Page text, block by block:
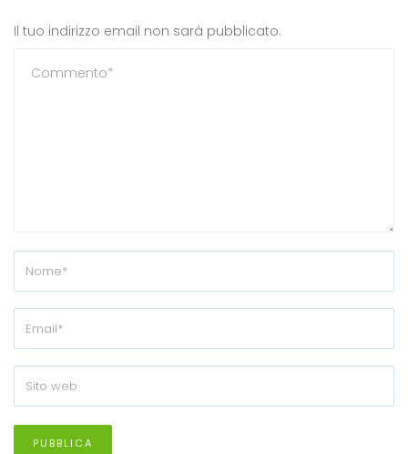
Il tuo indirizzo email non sarà pubblicato.